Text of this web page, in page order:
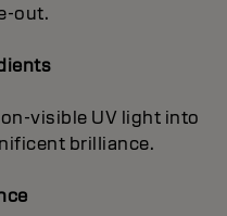
out.
visible UV light into
brilIiance.